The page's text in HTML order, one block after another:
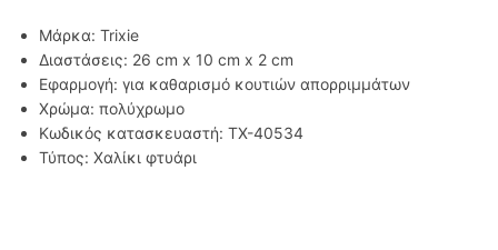
Μάρκα: Trixie
Διαστάσεις: 26 cm x 10 cm x 2 cm
Εφαρμογή: για καθαρισμό κουτιών απορριμμάτων
Χρώμα: πολύχρωμο
Κωδικός κατασκευαστή: TX-40534
Τύπος: Χαλίκι φτυάρι